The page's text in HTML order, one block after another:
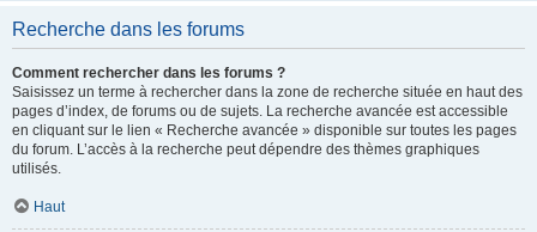
Recherche dans les forums
Comment rechercher dans les forums ?
Saisissez un terme à rechercher dans la zone de recherche située en haut des
pages d’index, de forums ou de sujets. La recherche avancée est accessible
en cliquant sur le lien « Recherche avancée » disponible sur toutes les pages
du forum. L’accès à la recherche peut dépendre des thèmes graphiques
utilisés.
Haut